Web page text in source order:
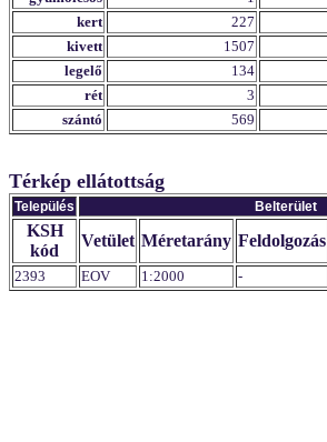
kert
227
kivett
1507
legelő
134
rét
3
szántó
569
Térkép ellátottság
Település Belterület
KSH
kód
Vetület Méretarány Feldolgozás
2393 EOV 1:2000 -